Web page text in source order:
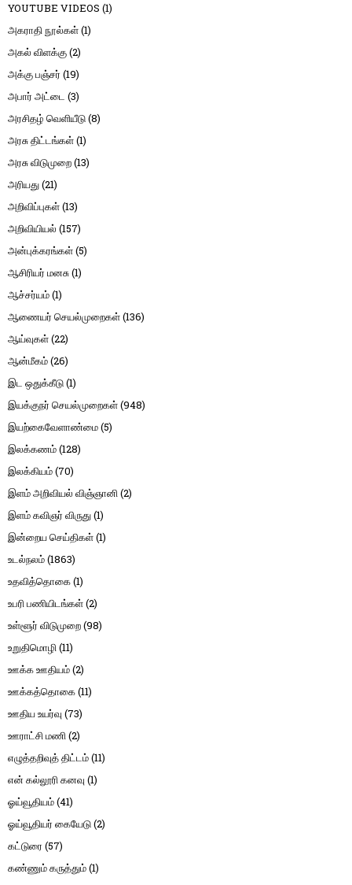
YOUTUBE VIDEOS (1)
அகராதி நூல்கள்(1)
அகல் விளக்கு(2)
அக்கு பஞ்சர் (19)
அபார் அட்டை (3)
அரசிதழ் வெளியீடு(8)
அரசு திட்டங்கள்(1)
அரசு விடுமுறை(13)
அரியது(21)
அறிவிப்புகள்(13)
அறிவியியல் (157)
அன்புக்கரங்கள்(5)
ஆசிரியர் மனசு(1)
ஆச்சர்யம்(1)
ஆணையர் செயல்முறைகள்(136)
ஆய்வுகள்(22)
ஆன்மீகம்(26)
இட ஒதுக்கீடு(1)
இயக்குநர் செயல்முறைகள்(948)
இயற்கைவேளாண்மை(5)
இலக்கணம்(128)
இலக்கியம்(70)
இளம் அறிவியல் விஞ்ஞானி(2)
இளம் கவிஞர் விருது(1)
இன்றைய செய்திகள்(1)
உடல்நலம்(1863)
உதவித்தொகை(1)
உபரி பணியிடங்கள்(2)
உள்ளூர் விடுமுறை(98)
உறுதிமொழி(11)
ஊக்க ஊதியம்(2)
ஊக்கத்தொகை(11)
ஊதிய உயர்வு (73)
ஊராட்சி மணி(2)
எழுத்தறிவுத் திட்டம்(11)
என் கல்லூரி கனவு (1)
ஓய்வூதியம்(41)
ஓய்வூதியர் கையேடு(2)
கட்டுரை (57)
கண்ணும் கருத்தும்(1)